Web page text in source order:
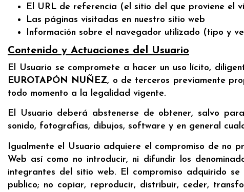
El URL de referencia (el sitio del que proviene el
Las páginas visitadas en nuestro sitio web
Información sobre el navegador utilizado (tipo y
Contenido y Actuaciones del Usuario
El Usuario se compromete a hacer un uso lícito,
EUROTAPÓN NUÑEZ, o de terceros previamente
todo momento a la legalidad vigente.
El Usuario deberá abstenerse de obtener, salvo
sonido, fotografías, dibujos, software y en general
Igualmente el Usuario adquiere el compromiso de no
Web así como no introducir, ni difundir los
integrantes del sitio web. El compromiso adquirido
publico; no copiar, reproducir, distribuir, ceder,